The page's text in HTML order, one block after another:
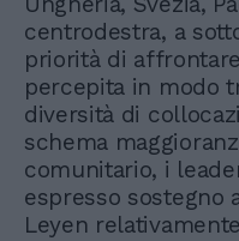
centrodestra, a
priorità di
percepita in modo
diversità di
schema
comunitario, i
espresso sostegno
Leyen